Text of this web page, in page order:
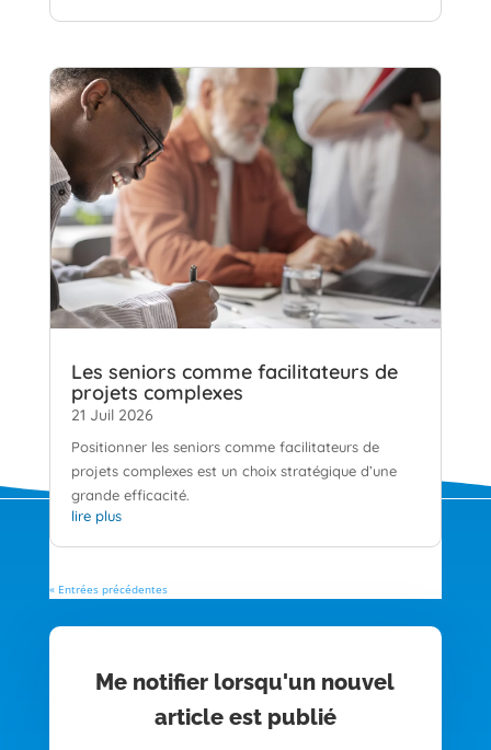
Les seniors comme facilitateurs de
projets complexes
21 Juil 2026
Positionner les seniors comme facilitateurs de
projets complexes est un choix stratégique d’une
grande efficacité.
lire plus
« Entrées précédentes
Me notifier lorsqu'un nouvel
article est publié